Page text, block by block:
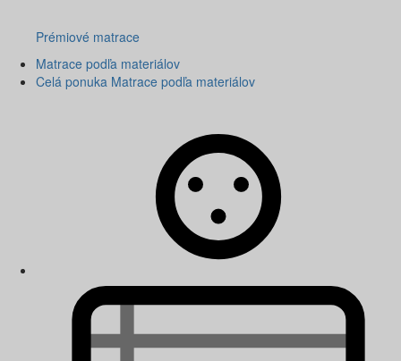
Prémiové matrace
Matrace podľa materiálov
Celá ponuka Matrace podľa materiálov